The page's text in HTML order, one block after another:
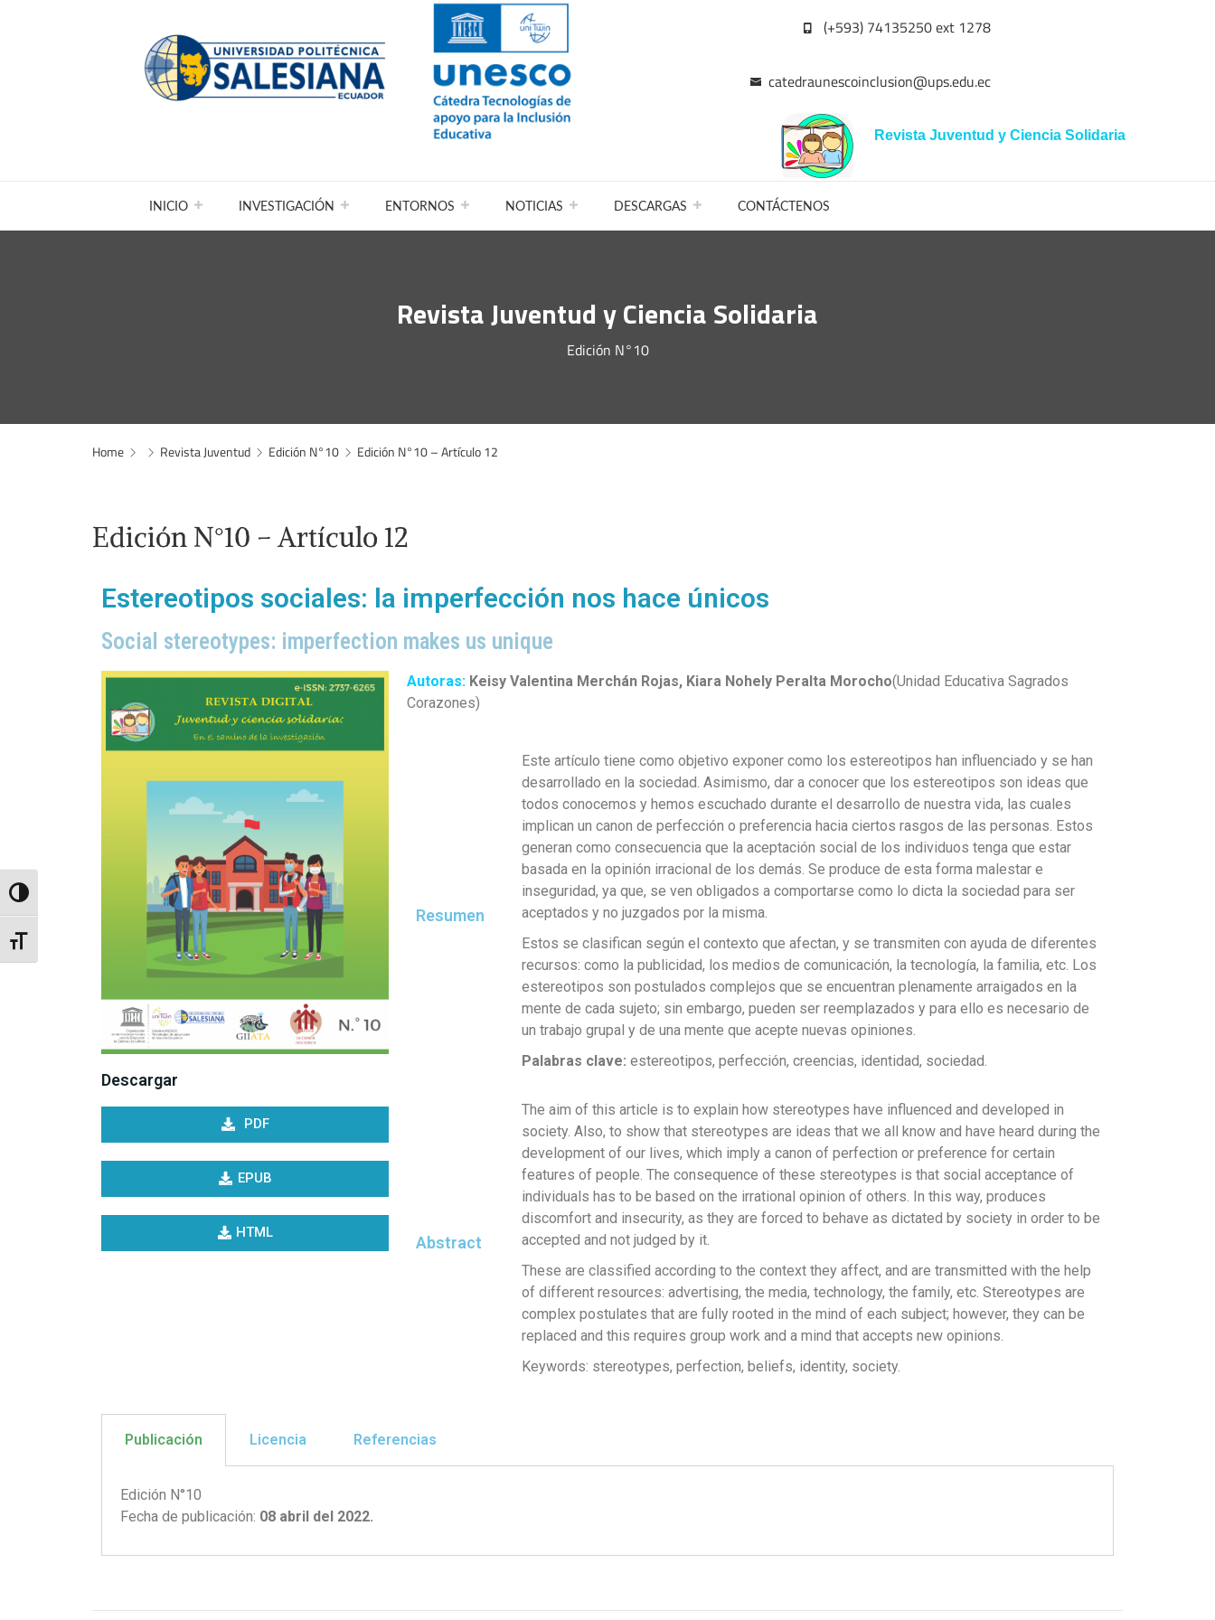
Toggle High Contrast
Toggle Font size
(+593) 74135250 ext 1278
catedraunescoinclusion@ups.edu.ec
Revista Juventud y Ciencia Solidaria
INICIO INVESTIGACIÓN ENTORNOS NOTICIAS DESCARGAS CONTÁCTENOS
Revista Juventud y Ciencia Solidaria
Edición N°10
Home Revista Juventud Edición N°10 Edición N°10 – Artículo 12
Edición N°10 – Artículo 12
Estereotipos sociales: la imperfección nos hace únicos
Social stereotypes: imperfection makes us unique
Descargar
PDF
EPUB
HTML
Autoras: Keisy Valentina Merchán Rojas, Kiara Nohely Peralta Morocho(Unidad Educativa Sagrados
Corazones)
Resumen
Este artículo tiene como objetivo exponer como los estereotipos han influenciado y se han
desarrollado en la sociedad. Asimismo, dar a conocer que los estereotipos son ideas que
todos conocemos y hemos escuchado durante el desarrollo de nuestra vida, las cuales
implican un canon de perfección o preferencia hacia ciertos rasgos de las personas. Estos
generan como consecuencia que la aceptación social de los individuos tenga que estar
basada en la opinión irracional de los demás. Se produce de esta forma malestar e
inseguridad, ya que, se ven obligados a comportarse como lo dicta la sociedad para ser
aceptados y no juzgados por la misma.
Estos se clasifican según el contexto que afectan, y se transmiten con ayuda de diferentes
recursos: como la publicidad, los medios de comunicación, la tecnología, la familia, etc. Los
estereotipos son postulados complejos que se encuentran plenamente arraigados en la
mente de cada sujeto; sin embargo, pueden ser reemplazados y para ello es necesario de
un trabajo grupal y de una mente que acepte nuevas opiniones.
Palabras clave: estereotipos, perfección, creencias, identidad, sociedad.
Abstract
The aim of this article is to explain how stereotypes have influenced and developed in
society. Also, to show that stereotypes are ideas that we all know and have heard during the
development of our lives, which imply a canon of perfection or preference for certain
features of people. The consequence of these stereotypes is that social acceptance of
individuals has to be based on the irrational opinion of others. In this way, produces
discomfort and insecurity, as they are forced to behave as dictated by society in order to be
accepted and not judged by it.
These are classified according to the context they affect, and are transmitted with the help
of different resources: advertising, the media, technology, the family, etc. Stereotypes are
complex postulates that are fully rooted in the mind of each subject; however, they can be
replaced and this requires group work and a mind that accepts new opinions.
Keywords: stereotypes, perfection, beliefs, identity, society.
Publicación Licencia Referencias
Edición N°10
Fecha de publicación: 08 abril del 2022.